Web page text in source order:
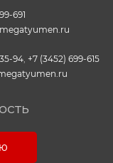
691
94 +7 (3452) 699-615
данные,